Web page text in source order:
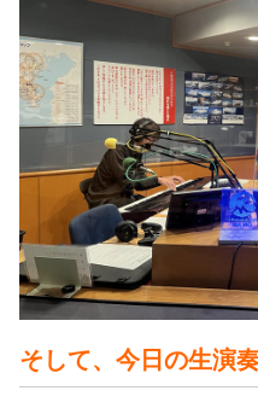
そして、今日の生演